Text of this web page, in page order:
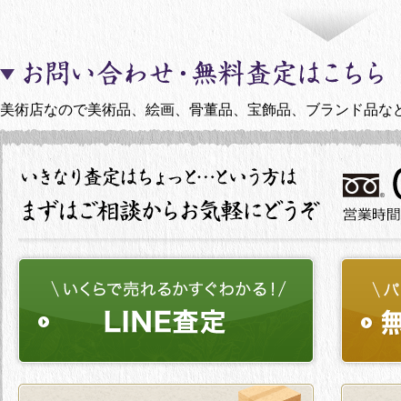
美術店なので美術品、絵画、骨董品、宝飾品、ブランド品な